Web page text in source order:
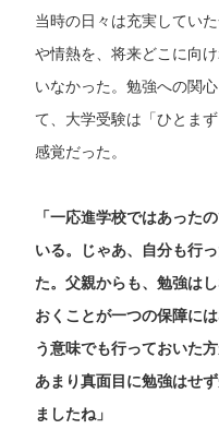
当時の日々は充実してい
や情熱を、将来どこに向
いなかった。勉強への関
て、大学受験は「ひとま
感覚だった。
「一応進学校ではあった
いる。じゃあ、自分も行
た。父親からも、勉強は
おくことが一つの保障に
う意味でも行っておいた
あまり真面目に勉強はせ
ましたね」